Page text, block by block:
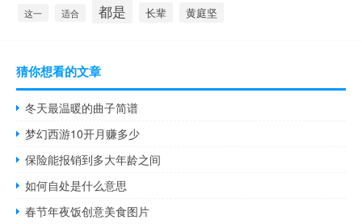
这一 适合 都是 长辈 黄庭坚
猜你想看的文章
冬天最温暖的曲子简谱
梦幻西游10开月赚多少
保险能报销到多大年龄之间
如何自处是什么意思
春节年夜饭创意美食图片